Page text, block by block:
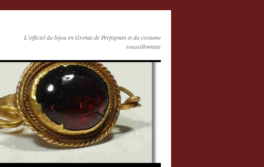
L'officiel du bijou en Grenat de Perpignan et du costume
roussillonnais